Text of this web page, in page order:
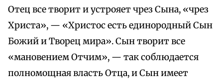
Отец все творит и устрояет чрез Сына, «чрез
Христа», — «Христос есть единородный Сын
Божий и Творец мира». Сын творит все
«мановением Отчим», — так соблюдается
полномощная власть Отца, и Сын имеет